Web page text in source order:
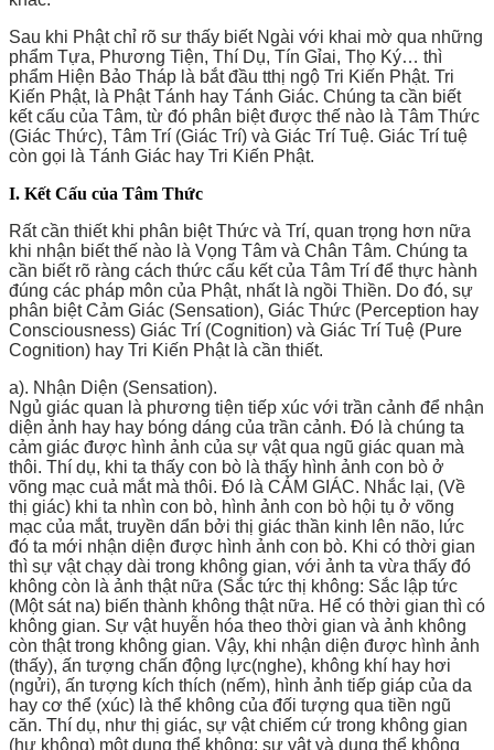
Sau khi Phật chỉ rõ sư thấy biết Ngài với khai mờ qua những
phẩm Tựa, Phương Tiện, Thí Dụ, Tín Gỉai, Thọ Ký… thì
phẩm Hiện Bảo Tháp là bắt đầu tthị ngộ Tri Kiến Phật. Tri
Kiến Phật, là Phật Tánh hay Tánh Giác. Chúng ta cần biết
kết cấu của Tâm, từ đó phân biệt được thế nào là Tâm Thức
(Giác Thức), Tâm Trí (Giác Trí) và Giác Trí Tuệ. Giác Trí tuệ
còn gọi là Tánh Giác hay Tri Kiến Phật.
I. Kết Cấu của Tâm Thức
Rất cần thiết khi phân biệt Thức và Trí, quan trọng hơn nữa
khi nhận biết thế nào là Vọng Tâm và Chân Tâm. Chúng ta
cần biết rõ ràng cách thức cấu kết của Tâm Trí để thực hành
đúng các pháp môn của Phật, nhất là ngồi Thiền. Do đó, sự
phân biệt Cảm Giác (Sensation), Giác Thức (Perception hay
Consciousness) Giác Trí (Cognition) và Giác Trí Tuệ (Pure
Cognition) hay Tri Kiến Phật là cần thiết.
a). Nhận Diện (Sensation).
Ngủ giác quan là phương tiện tiếp xúc với trần cảnh để nhận
diện ảnh hay hay bóng dáng của trần cảnh. Đó là chúng ta
cảm giác được hình ảnh của sự vật qua ngũ giác quan mà
thôi. Thí dụ, khi ta thấy con bò là thấy hình ảnh con bò ở
võng mạc cuả mắt mà thôi. Đó là CẢM GIÁC. Nhắc lại, (Về
thị giác) khi ta nhìn con bò, hình ảnh con bò hội tụ ở võng
mạc của mắt, truyền dẩn bởi thị giác thần kinh lên não, lức
đó ta mới nhận diện được hình ảnh con bò. Khi có thời gian
thì sự vật chạy dài trong không gian, với ảnh ta vừa thấy đó
không còn là ảnh thật nữa (Sắc tức thị không: Sắc lập tức
(Một sát na) biến thành không thật nữa. Hể có thời gian thì có
không gian. Sự vật huyễn hóa theo thời gian và ảnh không
còn thật trong không gian. Vậy, khi nhận diện được hình ảnh
(thấy), ấn tượng chấn động lực(nghe), không khí hay hơi
(ngửi), ấn tượng kích thích (nếm), hình ảnh tiếp giáp của da
hay cơ thể (xúc) là thể không của đối tượng qua tiền ngũ
căn. Thí dụ, như thị giác, sự vật chiếm cứ trong không gian
(hư không) một dung thể không: sự vật và dung thể không